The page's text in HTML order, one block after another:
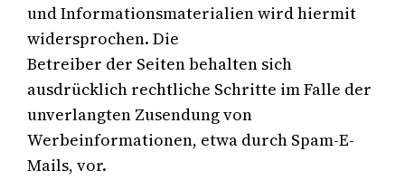
und Informationsmaterialien wird hiermit
widersprochen. Die
Betreiber der Seiten behalten sich
ausdrücklich rechtliche Schritte im Falle der
unverlangten Zusendung von
Werbeinformationen, etwa durch Spam-E-
Mails, vor.